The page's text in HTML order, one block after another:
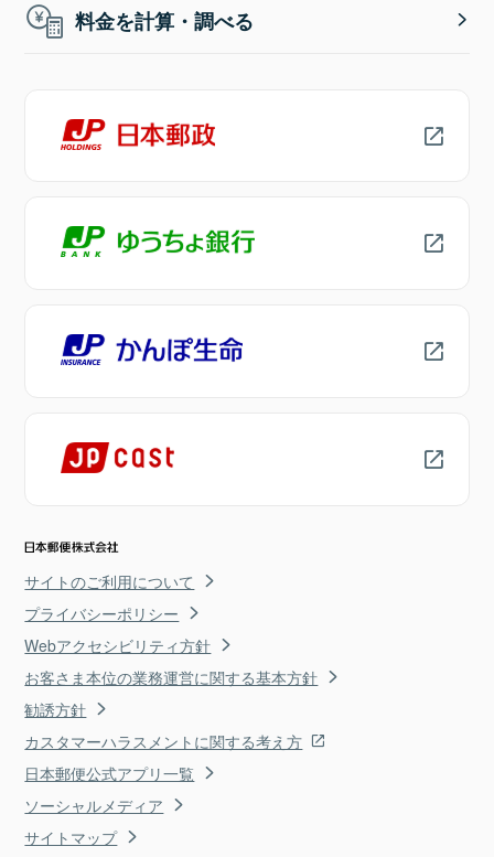
料金を計算・調べる
サイトのご利用について
プライバシーポリシー
Webアクセシビリティ方針
お客さま本位の業務運営に関する基本方針
勧誘方針
カスタマーハラスメントに関する考え方
日本郵便公式アプリ一覧
ソーシャルメディア
サイトマップ